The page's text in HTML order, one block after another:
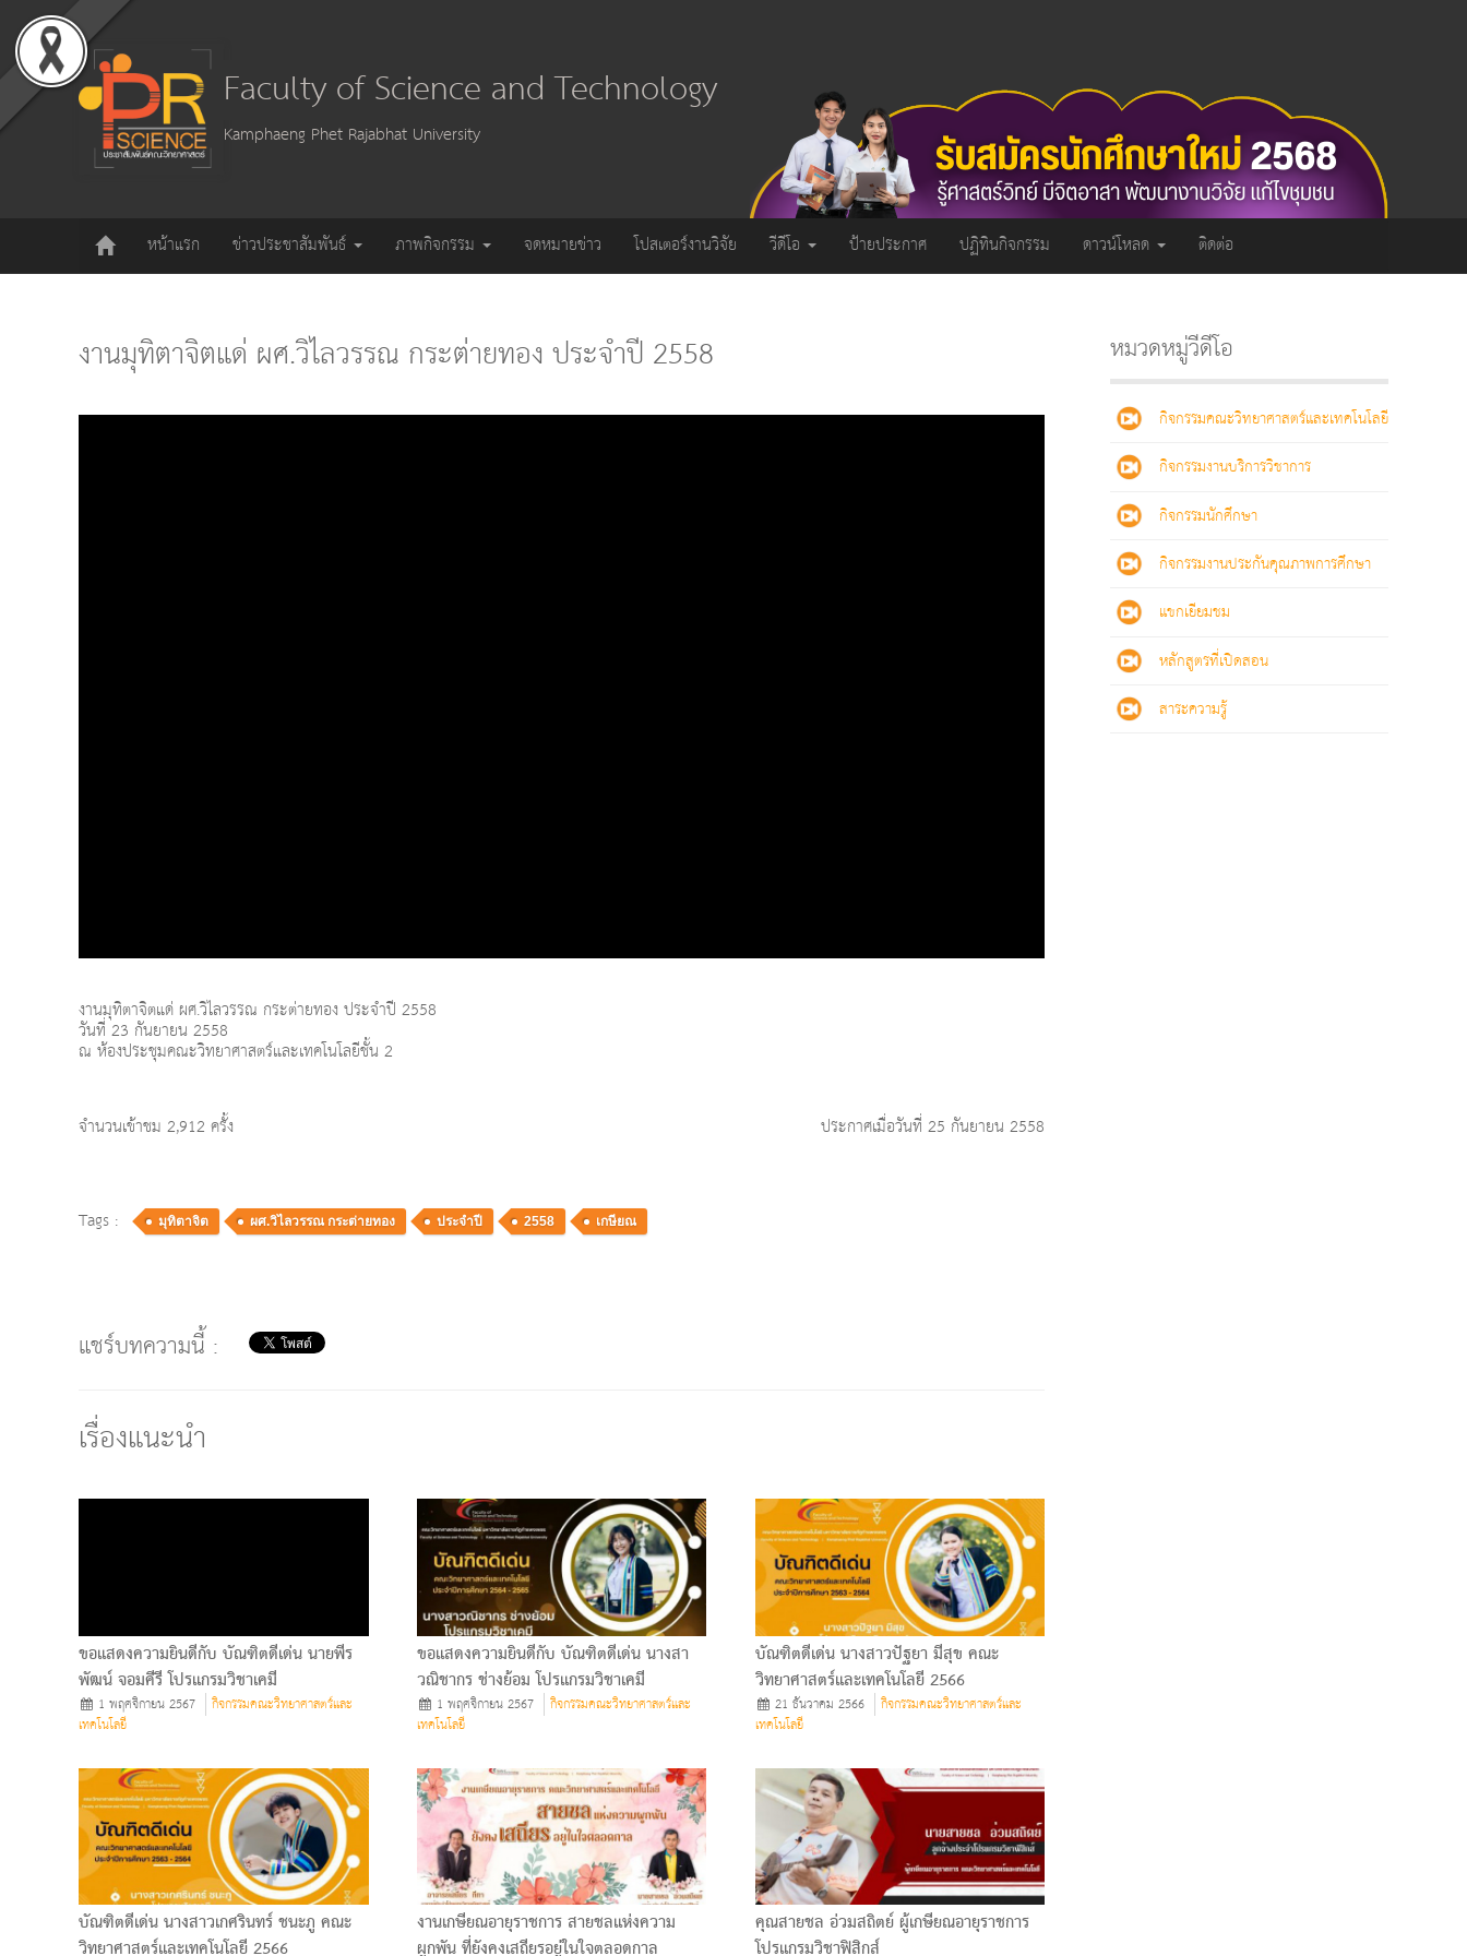
Faculty of Science and Technology
Kamphaeng Phet Rajabhat University
หน้าแรก ข่าวประชาสัมพันธ์ ภาพกิจกรรม จดหมายข่าว โปสเตอร์งานวิจัย วีดีโอ ป้ายประกาศ ปฏิทินกิจกรรม ดาวน์โหลด ติดต่อ
งานมุทิตาจิตแด่ ผศ.วิไลวรรณ กระต่ายทอง ประจำปี 2558
งานมุทิตาจิตแด่ ผศ.วิไลวรรณ กระต่ายทอง ประจำปี 2558
วันที่ 23 กันยายน 2558
ณ ห้องประชุมคณะวิทยาศาสตร์และเทคโนโลยีชั้น 2
จำนวนเข้าชม 2,912 ครั้ง ประกาศเมื่อวันที่ 25 กันยายน 2558
Tags : มุทิตาจิต ผศ.วิไลวรรณ กระต่ายทอง ประจำปี 2558 เกษียณ
แชร์บทความนี้ :
เรื่องแนะนำ
ขอแสดงความยินดีกับ บัณฑิตดีเด่น นายพีร
พัฒน์ จอมคีรี โปรแกรมวิชาเคมี
1 พฤศจิกายน 2567
กิจกรรมคณะวิทยาศาสตร์และ
เทคโนโลยี
ขอแสดงความยินดีกับ บัณฑิตดีเด่น นางสา
วณิชากร ช่างย้อม โปรแกรมวิชาเคมี
1 พฤศจิกายน 2567
กิจกรรมคณะวิทยาศาสตร์และ
เทคโนโลยี
บัณฑิตดีเด่น นางสาวปัฐยา มีสุข คณะ
วิทยาศาสตร์และเทคโนโลยี 2566
21 ธันวาคม 2566
กิจกรรมคณะวิทยาศาสตร์และ
เทคโนโลยี
บัณฑิตดีเด่น นางสาวเกศรินทร์ ชนะภู คณะ
วิทยาศาสตร์และเทคโนโลยี 2566
งานเกษียณอายุราชการ สายชลแห่งความ
ผูกพัน ที่ยังคงเสถียรอยู่ในใจตลอดกาล
คุณสายชล อ่วมสถิตย์ ผู้เกษียณอายุราชการ
โปรแกรมวิชาฟิสิกส์
หมวดหมู่วีดีโอ
กิจกรรมคณะวิทยาศาสตร์และเทคโนโลยี
กิจกรรมงานบริการวิชาการ
กิจกรรมนักศึกษา
กิจกรรมงานประกันคุณภาพการศึกษา
แขกเยียมชม
หลักสูตรที่เปิดสอน
สาระความรู้